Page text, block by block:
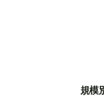
規模